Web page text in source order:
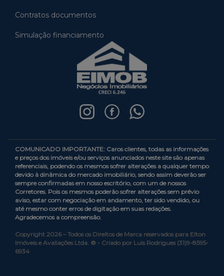
Contratos documentos
Simulação financiamento
COMUNICADO IMPORTANTE: Caros clientes, todas as informações
e preços dos imóveis e/ou serviços anunciados neste site são apenas
referenciais, podendo os mesmos sofrer alterações a qualquer tempo
devido à dinâmica do mercado imobiliário, sendo assim deverão ser
sempre confirmadas em nosso escritório, com um de nossos
Corretores. Pois os mesmos poderão sofrer alterações sem prévio
aviso, estar com negociação em andamento, ter sido vendido, ou
até mesmo conter erros de digitação em suas redações.
Agradecemos a compreensão.
Copyright 2026 – Todos os Direitos de Marca reservados para Elton
Imóveis e Avaliações Ltda. ® - Criado por Luis Rodrigues (31)9-8595-
6934